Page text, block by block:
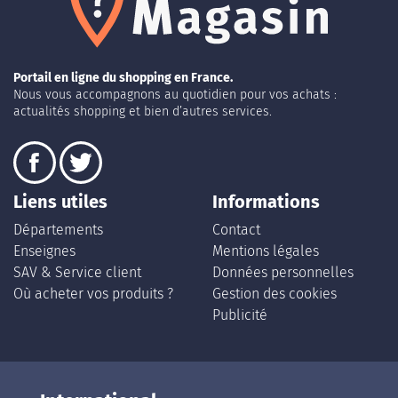
Portail en ligne du shopping en France.
Nous vous accompagnons au quotidien pour vos achats :
actualités shopping et bien d’autres services.
Liens utiles
Départements
Enseignes
SAV & Service client
Où acheter vos produits ?
Informations
Contact
Mentions légales
Données personnelles
Gestion des cookies
Publicité